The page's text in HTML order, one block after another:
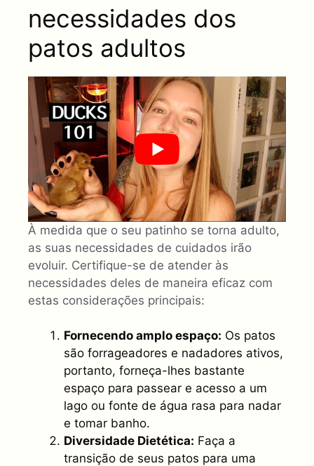
necessidades dos
patos adultos
À medida que o seu patinho se torna adulto,
as suas necessidades de cuidados irão
evoluir. Certifique-se de atender às
necessidades deles de maneira eficaz com
estas considerações principais:
Fornecendo amplo espaço: Os patos
são forrageadores e nadadores ativos,
portanto, forneça-lhes bastante
espaço para passear e acesso a um
lago ou fonte de água rasa para nadar
e tomar banho.
Diversidade Dietética: Faça a
transição de seus patos para uma